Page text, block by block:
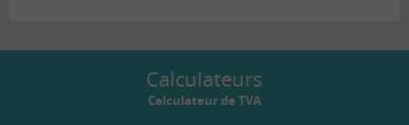
Calculateurs
Calculateur de TVA